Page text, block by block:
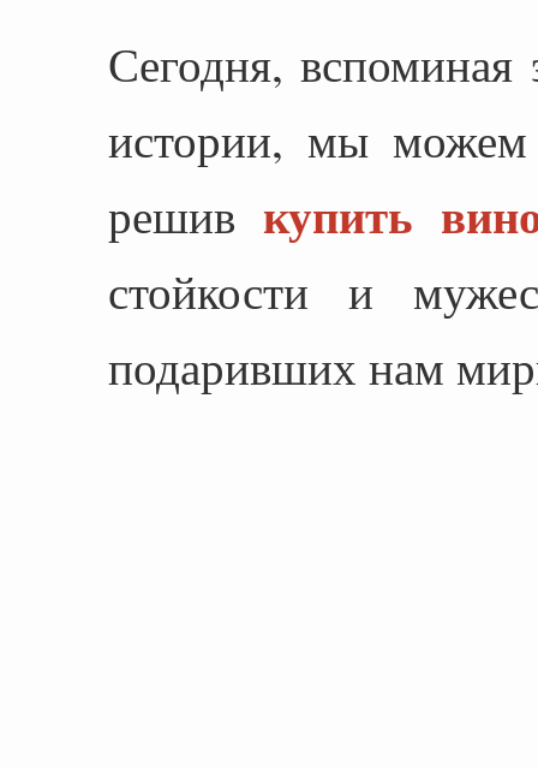
Сегодня, вспоминая
истории, мы можем
решив купить
стойкости и
подаривших нам